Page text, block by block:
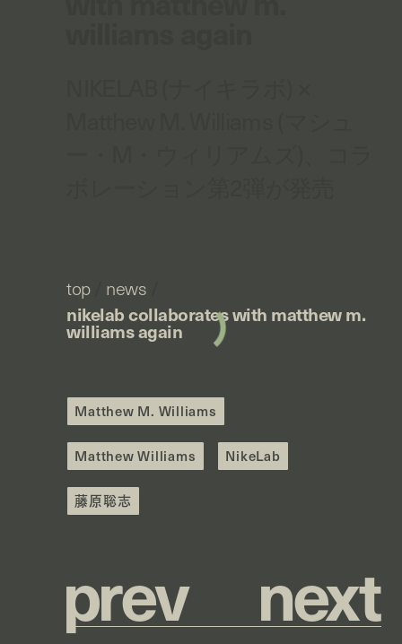
top/ news
nikelab collaborates with matthew m.
williams again
Matthew M. Williams
Matthew Williams NikeLab
藤原聡志
prev next